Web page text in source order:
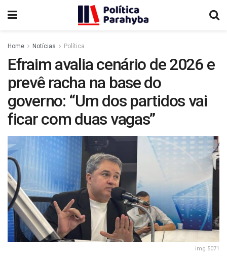
Home Notícias Política
Efraim avalia cenário de 2026 e
prevê racha na base do
governo: “Um dos partidos vai
ficar com duas vagas”
img 5071